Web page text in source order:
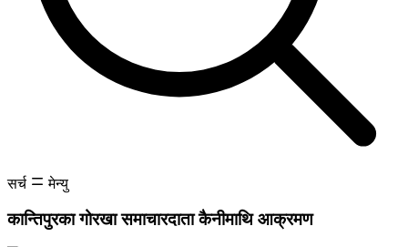
सर्च मेन्यु
कान्तिपुरका गोरखा समाचारदाता कैनीमाथि आक्रमण